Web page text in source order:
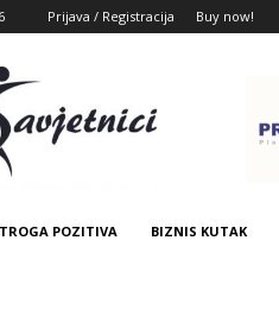
Prijava / Registracija Buy now!
POZITIVA BIZNIS KUTAK